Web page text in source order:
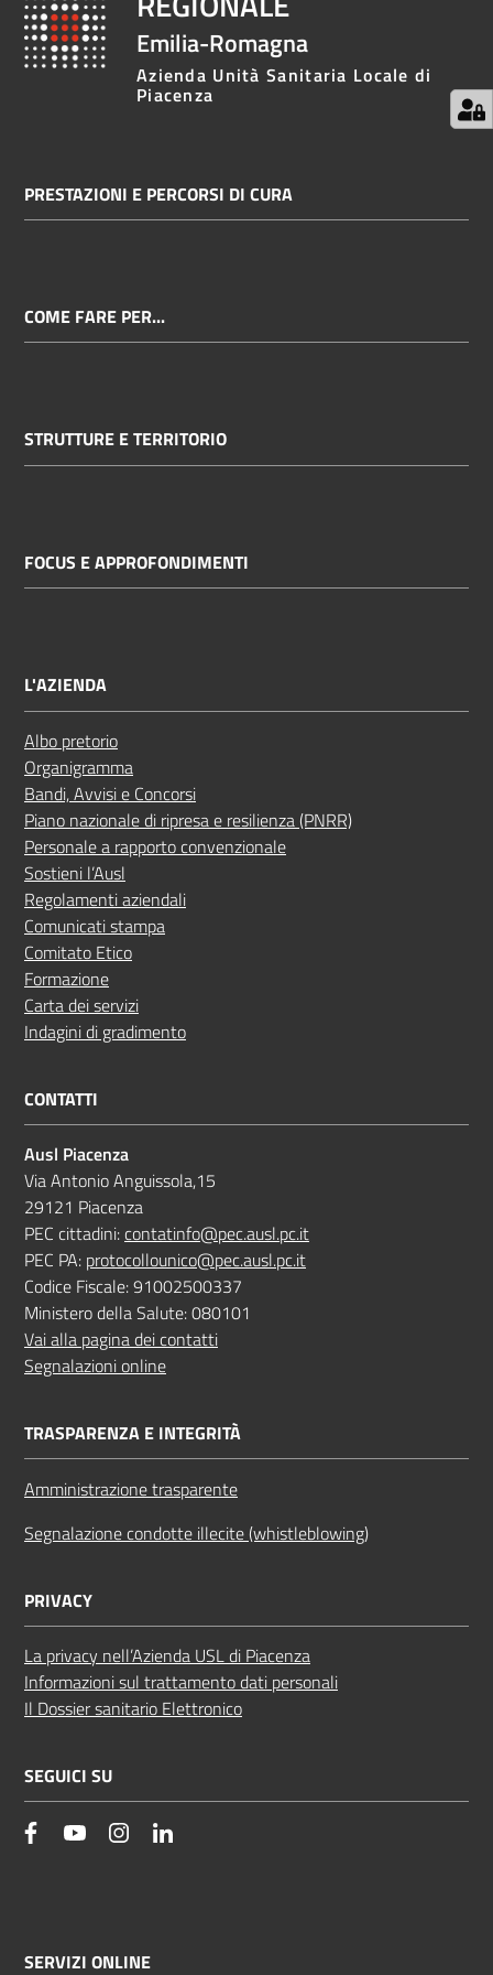
Emilia-Romagna
Azienda Unità Sanitaria Locale di
Piacenza
PRESTAZIONI E PERCORSI DI CURA
COME FARE PER...
STRUTTURE E TERRITORIO
FOCUS E APPROFONDIMENTI
L'AZIENDA
Albo pretorio
Organigramma
Bandi, Avvisi e Concorsi
Piano nazionale di ripresa e resilienza (PNRR)
Personale a rapporto convenzionale
Sostieni l’Ausl
Regolamenti aziendali
Comunicati stampa
Comitato Etico
Formazione
Carta dei servizi
Indagini di gradimento
CONTATTI
Ausl Piacenza
Via Antonio Anguissola,15
29121 Piacenza
PEC cittadini:contatinfo@pec.ausl.pc.it
PEC PA: protocollounico@pec.ausl.pc.it
Codice Fiscale: 91002500337
Ministero della Salute: 080101
Vai alla pagina dei contatti
Segnalazioni online
TRASPARENZA E INTEGRITÀ
Amministrazione trasparente
Segnalazione condotte illecite (whistleblowing)
PRIVACY
La privacy nell’Azienda USL di Piacenza
Informazioni sul trattamento dati personali
Il Dossier sanitario Elettronico
SEGUICI SU
facebookYouTube Instagram
SERVIZI ONLINE